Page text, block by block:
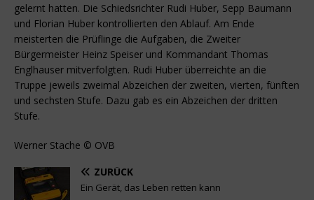
gelernt hatten. Die Schiedsrichter Rudi Huber, Sepp Baumann
und Florian Huber kontrollierten den Ablauf. Am Ende
meisterten die Prüflinge die Aufgaben, die Zweiter
Bürgermeister Heinz Speiser und Kommandant Thomas
Englhauser mitverfolgten. Rudi Huber überreichte an die
Truppe jeweils zweimal Abzeichen der zweiten, vierten, fünften
und sechsten Stufe. Dazu gab es ein Abzeichen der dritten
Stufe.
Werner Stache © OVB
ZURÜCK
Ein Gerät, das Leben retten kann